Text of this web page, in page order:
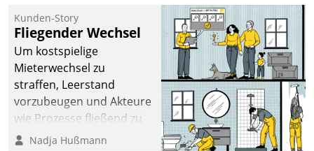
Datatrain. Die meravis
Wohnungsbau- und
Immobilien GmbH hat
sich dabei für den Betrieb
der Lösung über die SAP
Cloud Platform
entschieden - als erstes
Unternehmen am
Kunden-Story
Fliegender Wechsel
Um kostspielige
Mieterwechsel zu
straffen, Leerstand
vorzubeugen und Akteure
wie Prozesse fließend zu
vernetzen, nutzt die
Nadja Hußmann